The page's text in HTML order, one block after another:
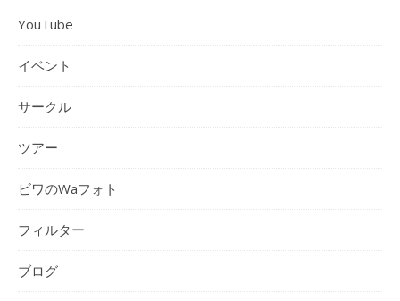
YouTube
イベント
サークル
ツアー
ビワのWaフォト
フィルター
ブログ